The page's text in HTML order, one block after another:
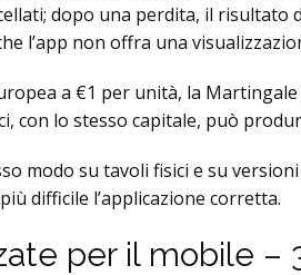
dopo una perdita, il risultato
l’app non offra una
a €1 per unità, la
con lo stesso capitale, può
modo su tavoli fisici e su
difficile l’applicazione corretta.
per il mobile –